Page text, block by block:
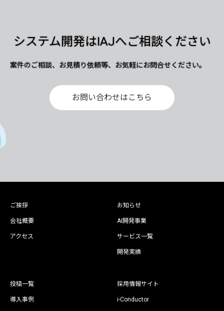
システム開発はIAJへご相談ください
案件のご相談、お見積り依頼等、お気軽にお問合せください。
お問い合わせはこちら
ご挨拶
会社概要
アクセス
お知らせ
AI開発事業
サービス一覧
開発実績
投稿一覧
導入事例
採用情報サイト
i-Conductor